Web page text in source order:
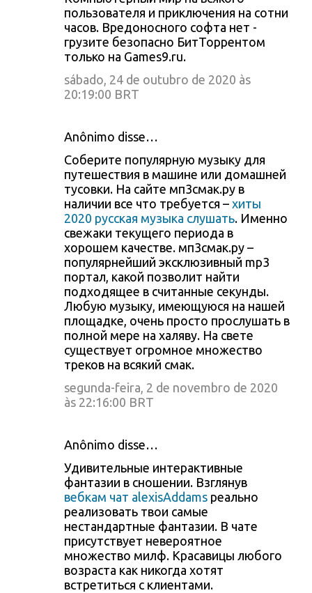
пользователя и приключения на сотни
часов. Вредоносного софта нет -
грузите безопасно БитТоррентом
только на Games9.ru.
sábado, 24 de outubro de 2020 às
20:19:00 BRT
Anônimo disse…
Соберите популярную музыку для
путешествия в машине или домашней
тусовки. На сайте мп3смак.ру в
наличии все что требуется – хиты
2020 русская музыка слушать. Именно
свежаки текущего периода в
хорошем качестве. мп3смак.ру –
популярнейший эксклюзивный mp3
портал, какой позволит найти
подходящее в считанные секунды.
Любую музыку, имеющуюся на нашей
площадке, очень просто прослушать в
полной мере на халяву. На свете
существует огромное множество
треков на всякий смак.
segunda-feira, 2 de novembro de 2020
às 22:16:00 BRT
Anônimo disse…
Удивительные интерактивные
фантазии в сношении. Взглянув
вебкам чат alexisAddams реально
реализовать твои самые
нестандартные фантазии. В чате
присутствует невероятное
множество милф. Красавицы любого
возраста как никогда хотят
встретиться с клиентами.